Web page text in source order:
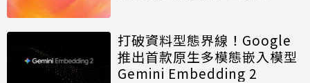
打破資料型態界線！Google
推出首款原生多模態嵌入模型
Gemini Embedding 2